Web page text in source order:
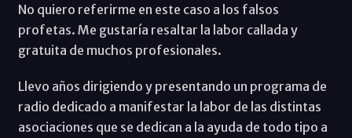
No quiero referirme en este caso a los falsos
profetas. Me gustaría resaltar la labor callada y
gratuita de muchos profesionales.
Llevo años dirigiendo y presentando un programa de
radio dedicado a manifestar la labor de las distintas
asociaciones que se dedican a la ayuda de todo tipo a